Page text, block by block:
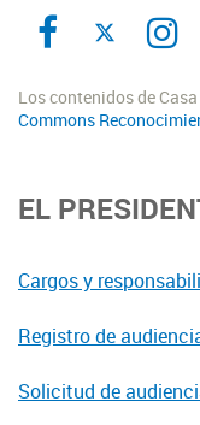
Los contenidos de
Commons
EL
Cargos y
Registro de
Solicitud de